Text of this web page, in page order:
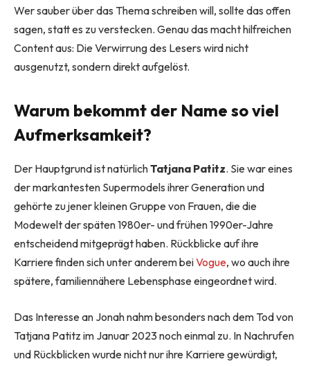
Wer sauber über das Thema schreiben will, sollte das offen
sagen, statt es zu verstecken. Genau das macht hilfreichen
Content aus: Die Verwirrung des Lesers wird nicht
ausgenutzt, sondern direkt aufgelöst.
Warum bekommt der Name so viel
Aufmerksamkeit?
Der Hauptgrund ist natürlichTatjana Patitz. Sie war eines
der markantesten Supermodels ihrer Generation und
gehörte zu jener kleinen Gruppe von Frauen, die die
Modewelt der späten 1980er- und frühen 1990er-Jahre
entscheidend mitgeprägt haben. Rückblicke auf ihre
Karriere finden sich unter anderem beiVogue, wo auch ihre
spätere, familiennähere Lebensphase eingeordnet wird.
Das Interesse an Jonah nahm besonders nach dem Tod von
Tatjana Patitz im Januar 2023 noch einmal zu. In Nachrufen
und Rückblicken wurde nicht nur ihre Karriere gewürdigt,